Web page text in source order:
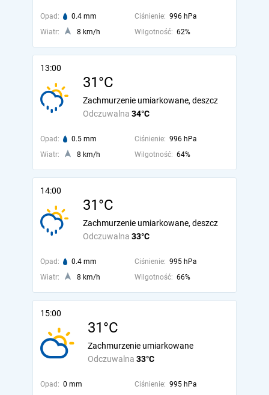
Opad: 0.4 mm Ciśnienie: 996 hPa
Wiatr:
8 km/h Wilgotność: 62%
13:00
31°C
Odczuwalna 34°C
Zachmurzenie umiarkowane, deszcz
Opad: 0.5 mm Ciśnienie: 996 hPa
Wiatr:
8 km/h Wilgotność: 64%
14:00
31°C
Odczuwalna 33°C
Zachmurzenie umiarkowane, deszcz
Opad: 0.4 mm Ciśnienie: 995 hPa
Wiatr:
8 km/h Wilgotność: 66%
15:00
31°C
Odczuwalna 33°C
Zachmurzenie umiarkowane
Opad: 0 mm Ciśnienie: 995 hPa